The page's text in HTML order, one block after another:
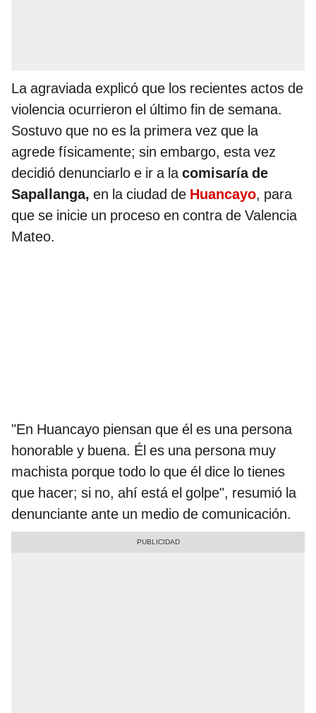
La agraviada explicó que los recientes actos de
violencia ocurrieron el último fin de semana.
Sostuvo que no es la primera vez que la
agrede físicamente; sin embargo, esta vez
decidió denunciarlo e ir a lacomisaría de
Sapallanga, en la ciudad de Huancayo, para
que se inicie un proceso en contra de Valencia
Mateo.
"En Huancayo piensan que él es una persona
honorable y buena. Él es una persona muy
machista porque todo lo que él dice lo tienes
que hacer; si no, ahí está el golpe", resumió la
denunciante ante un medio de comunicación.